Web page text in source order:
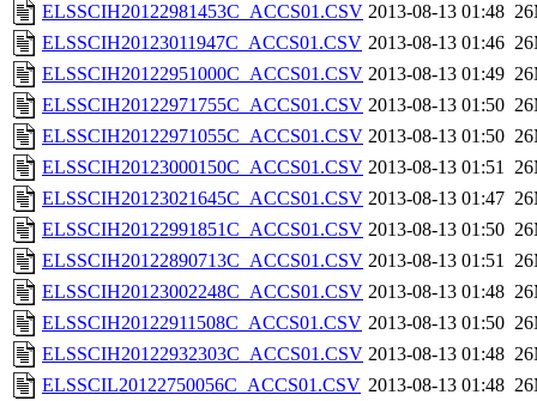
ELSSCIH20122981453C_ACCS01.CSV 2013-08-13 01:48
ELSSCIH20123011947C_ACCS01.CSV 2013-08-13 01:46
ELSSCIH20122951000C_ACCS01.CSV 2013-08-13 01:49
ELSSCIH20122971755C_ACCS01.CSV 2013-08-13 01:50
ELSSCIH20122971055C_ACCS01.CSV 2013-08-13 01:50
ELSSCIH20123000150C_ACCS01.CSV 2013-08-13 01:51
ELSSCIH20123021645C_ACCS01.CSV 2013-08-13 01:47
ELSSCIH20122991851C_ACCS01.CSV 2013-08-13 01:50
ELSSCIH20122890713C_ACCS01.CSV 2013-08-13 01:51
ELSSCIH20123002248C_ACCS01.CSV 2013-08-13 01:48
ELSSCIH20122911508C_ACCS01.CSV 2013-08-13 01:50
ELSSCIH20122932303C_ACCS01.CSV 2013-08-13 01:48
ELSSCIL20122750056C_ACCS01.CSV 2013-08-13 01:48